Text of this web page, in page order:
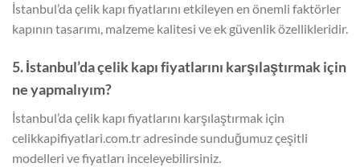
İstanbul’da çelik kapı fiyatlarını etkileyen en önemli faktörler
kapının tasarımı, malzeme kalitesi ve ek güvenlik özellikleridir.
5. İstanbul’da çelik kapı fiyatlarını karşılaştırmak için
ne yapmalıyım?
İstanbul’da çelik kapı fiyatlarını karşılaştırmak için
celikkapifiyatlari.com.tr adresinde sunduğumuz çeşitli
modelleri ve fiyatları inceleyebilirsiniz.